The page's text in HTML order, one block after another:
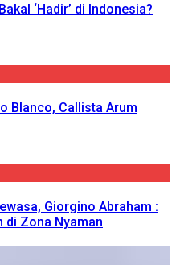
‘Hadir’ di Indonesia?
Blanco, Callista Arum
Giorgino Abraham :
di Zona Nyaman